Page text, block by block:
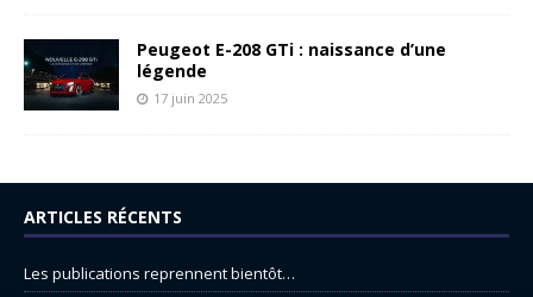
Peugeot E-208 GTi : naissance d’une
légende
17 juin 2025
ARTICLES RÉCENTS
Les publications reprennent bientôt…